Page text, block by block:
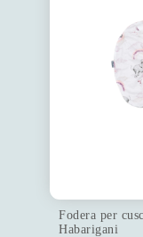
Fodera per
Habarigani